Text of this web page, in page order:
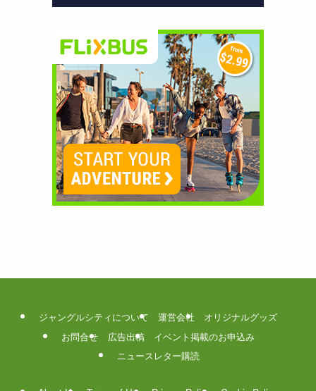
ジャングルシティについて 運営会社
オリジナルグッズ
お問合せ
広告出稿
イベント掲載のお申込み
ニュースレター購読